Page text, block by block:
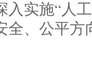
入实施“人
全、公平